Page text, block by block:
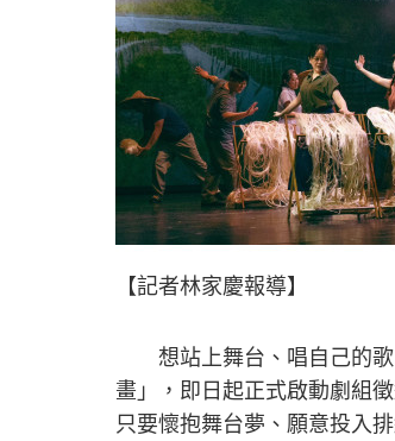
【記者林家慶報導】
想站上舞台、唱自己的歌
畫」，即日起正式啟動劇組
只要懷抱舞台夢、願意投入